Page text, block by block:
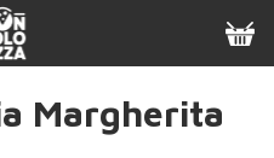
Margherita